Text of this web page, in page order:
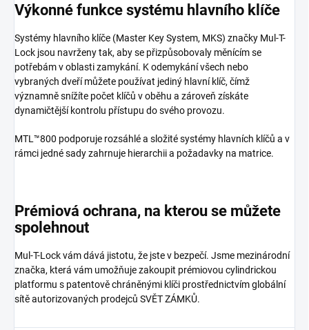
Výkonné funkce systému hlavního klíče
Systémy hlavního klíče (Master Key System, MKS) značky Mul-T-
Lock jsou navrženy tak, aby se přizpůsobovaly měnícím se
potřebám v oblasti zamykání. K odemykání všech nebo
vybraných dveří můžete používat jediný hlavní klíč, čímž
významně snížíte počet klíčů v oběhu a zároveň získáte
dynamičtější kontrolu přístupu do svého provozu.
MTL™800 podporuje rozsáhlé a složité systémy hlavních klíčů a v
rámci jedné sady zahrnuje hierarchii a požadavky na matrice.
Prémiová ochrana, na kterou se můžete
spolehnout
Mul-T-Lock vám dává jistotu, že jste v bezpečí. Jsme mezinárodní
značka, která vám umožňuje zakoupit prémiovou cylindrickou
platformu s patentově chráněnými klíči prostřednictvím globální
sítě autorizovaných prodejců SVĚT ZÁMKŮ.